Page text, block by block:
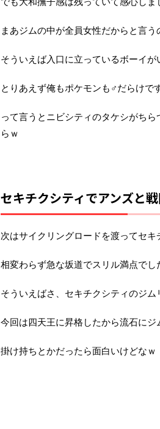
まあジムの中が全員女性だからと言う
そういえば入口に立っているボーイ
とりあえず俺もポケモンも♂だらけで
って言うとニビシティのタケシがち
らｗ
セキチクシティでアンズと戦
次はサイクリングロードを渡ってセキ
相変わらず急な坂道でスリル満点でし
そういえばさ、セキチクシティのジ
今回は四天王に昇格したから流石にジ
掛け持ちとかだったら面白いけどなｗ